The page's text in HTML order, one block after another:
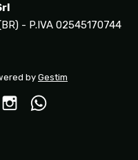
- P.IVA 02545170744
by Gestim